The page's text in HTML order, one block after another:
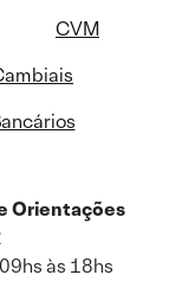
CVM
Orientações
às 18hs